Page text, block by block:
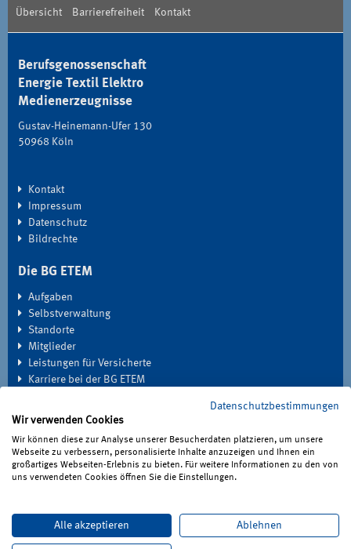
Übersicht Barrierefreiheit Kontakt
Berufsgenossenschaft
Energie Textil Elektro
Medienerzeugnisse
Gustav-Heinemann-Ufer 130
50968 Köln
Kontakt
Impressum
Datenschutz
Bildrechte
Die BG ETEM
Aufgaben
Selbstverwaltung
Standorte
Mitglieder
Leistungen für Versicherte
Karriere bei der BG ETEM
Medien
Haben Sie Fragen?
Hier finden Sie Ihre Ansprechperson für Rehabilitation und
Entschädigung, Prävention sowie Fragen zu Mitgliedschaft und
Datenschutzbestimmungen
Wir verwenden Cookies
Wir können diese zur Analyse unserer Besucherdaten platzieren, um unsere
Webseite zu verbessern, personalisierte Inhalte anzuzeigen und Ihnen ein
großartiges Webseiten-Erlebnis zu bieten. Für weitere Informationen zu den von
uns verwendeten Cookies öffnen Sie die Einstellungen.
Alle akzeptieren Ablehnen